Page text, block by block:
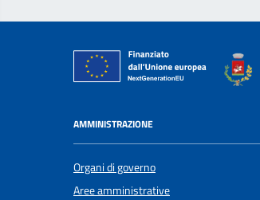
AMMINISTRAZIONE
Organi di governo
Aree amministrative